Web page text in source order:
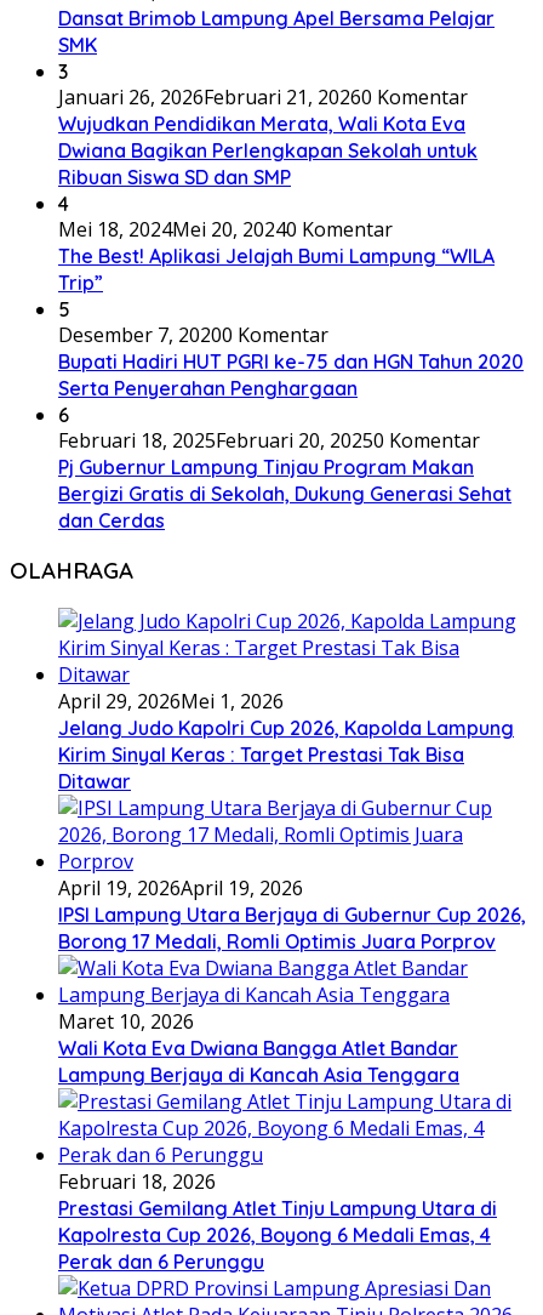
Dansat Brimob Lampung Apel Bersama Pelajar
SMK
3
Januari 26, 2026Februari 21, 20260 Komentar
Wujudkan Pendidikan Merata, Wali Kota Eva
Dwiana Bagikan Perlengkapan Sekolah untuk
Ribuan Siswa SD dan SMP
4
Mei 18, 2024Mei 20, 20240 Komentar
The Best! Aplikasi Jelajah Bumi Lampung “WILA
Trip”
5
Desember 7, 20200 Komentar
Bupati Hadiri HUT PGRI ke-75 dan HGN Tahun 2020
Serta Penyerahan Penghargaan
6
Februari 18, 2025Februari 20, 20250 Komentar
Pj Gubernur Lampung Tinjau Program Makan
Bergizi Gratis di Sekolah, Dukung Generasi Sehat
dan Cerdas
OLAHRAGA
April 29, 2026Mei 1, 2026
Jelang Judo Kapolri Cup 2026, Kapolda Lampung
Kirim Sinyal Keras : Target Prestasi Tak Bisa
Ditawar
April 19, 2026April 19, 2026
IPSI Lampung Utara Berjaya di Gubernur Cup 2026,
Borong 17 Medali, Romli Optimis Juara Porprov
Maret 10, 2026
Wali Kota Eva Dwiana Bangga Atlet Bandar
Lampung Berjaya di Kancah Asia Tenggara
Februari 18, 2026
Prestasi Gemilang Atlet Tinju Lampung Utara di
Kapolresta Cup 2026, Boyong 6 Medali Emas, 4
Perak dan 6 Perunggu